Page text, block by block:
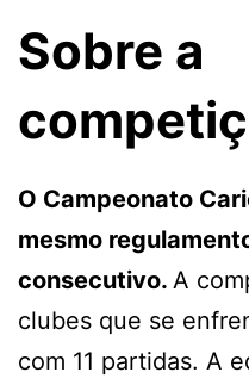
Sobre a
O Campeonato
mesmo
consecutivo. A
clubes que se
com 11 partidas. A